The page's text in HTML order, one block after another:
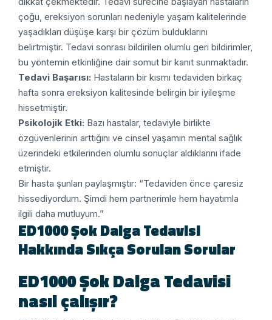
çoğu, ereksiyon sorunları nedeniyle yaşam kalitelerinde
yaşadıkları düşüşe karşı bir çözüm bulduklarını
belirtmiştir. Tedavi sonrası bildirilen olumlu geri bildirimler,
bu yöntemin etkinliğine dair somut bir kanıt sunmaktadır.
Tedavi Başarısı: Hastaların bir kısmı tedaviden birkaç
hafta sonra ereksiyon kalitesinde belirgin bir iyileşme
hissetmiştir.
Psikolojik Etki: Bazı hastalar, tedaviyle birlikte
özgüvenlerinin arttığını ve cinsel yaşamın mental sağlık
üzerindeki etkilerinden olumlu sonuçlar aldıklarını ifade
etmiştir.
Bir hasta şunları paylaşmıştır: “Tedaviden önce çaresiz
hissediyordum. Şimdi hem partnerimle hem hayatımla
ilgili daha mutluyum.”
ED1000 Şok Dalga Tedavisi
Hakkında Sıkça Sorulan Sorular
ED1000 Şok Dalga Tedavisi
nasıl çalışır?